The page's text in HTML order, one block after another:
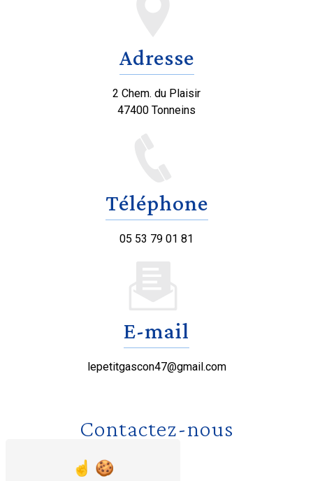
Adresse
2 Chem. du Plaisir
47400 Tonneins
Téléphone
05 53 79 01 81
E-mail
lepetitgascon47@gmail.com
Contactez-nous